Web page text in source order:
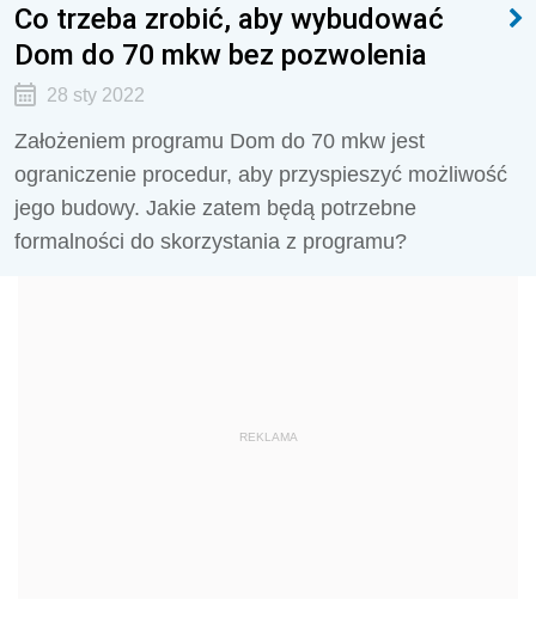
Co trzeba zrobić, aby wybudować
Dom do 70 mkw bez pozwolenia
28 sty 2022
Założeniem programu Dom do 70 mkw jest
ograniczenie procedur, aby przyspieszyć możliwość
jego budowy. Jakie zatem będą potrzebne
formalności do skorzystania z programu?
REKLAMA